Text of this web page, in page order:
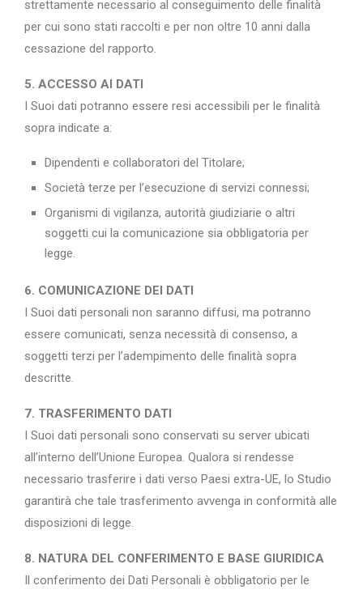
strettamente necessario al conseguimento delle finalità
per cui sono stati raccolti e per non oltre 10 anni dalla
cessazione del rapporto.
5. ACCESSO AI DATI
I Suoi dati potranno essere resi accessibili per le finalità
sopra indicate a:
Dipendenti e collaboratori del Titolare;
Società terze per l’esecuzione di servizi connessi;
Organismi di vigilanza, autorità giudiziarie o altri
soggetti cui la comunicazione sia obbligatoria per
legge.
6. COMUNICAZIONE DEI DATI
I Suoi dati personali non saranno diffusi, ma potranno
essere comunicati, senza necessità di consenso, a
soggetti terzi per l’adempimento delle finalità sopra
descritte.
7. TRASFERIMENTO DATI
I Suoi dati personali sono conservati su server ubicati
all’interno dell’Unione Europea. Qualora si rendesse
necessario trasferire i dati verso Paesi extra-UE, lo Studio
garantirà che tale trasferimento avvenga in conformità alle
disposizioni di legge.
8. NATURA DEL CONFERIMENTO E BASE GIURIDICA
Il conferimento dei Dati Personali è obbligatorio per le